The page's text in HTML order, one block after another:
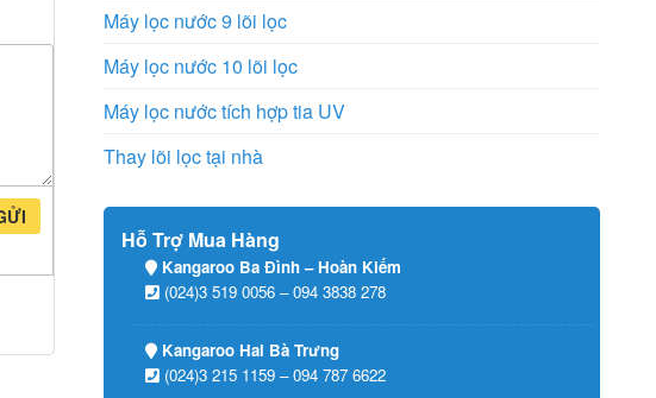
Máy lọc nước 9 lõi lọc
Máy lọc nước 10 lõi lọc
Máy lọc nước tích hợp tia UV
Thay lõi lọc tại nhà
Hỗ Trợ Mua Hàng
Kangaroo Ba Đình – Hoàn Kiếm
(024)3 519 0056 – 094 3838 278
Kangaroo Hai Bà Trưng
(024)3 215 1159 – 094 787 6622